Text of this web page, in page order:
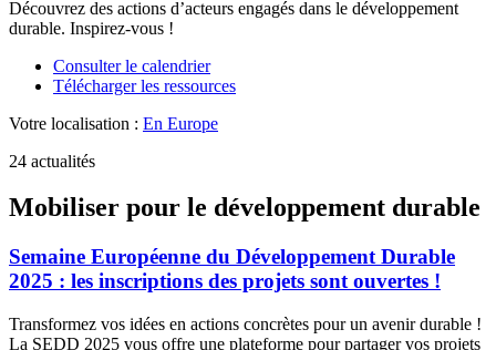
Découvrez des actions d’acteurs engagés dans le développement
durable. Inspirez-vous !
Consulter le calendrier
Télécharger les ressources
Votre localisation : En Europe
24 actualités
Mobiliser pour le développement durable
Semaine Européenne du Développement Durable
2025 : les inscriptions des projets sont ouvertes !
Transformez vos idées en actions concrètes pour un avenir durable !
La SEDD 2025 vous offre une plateforme pour partager vos projets